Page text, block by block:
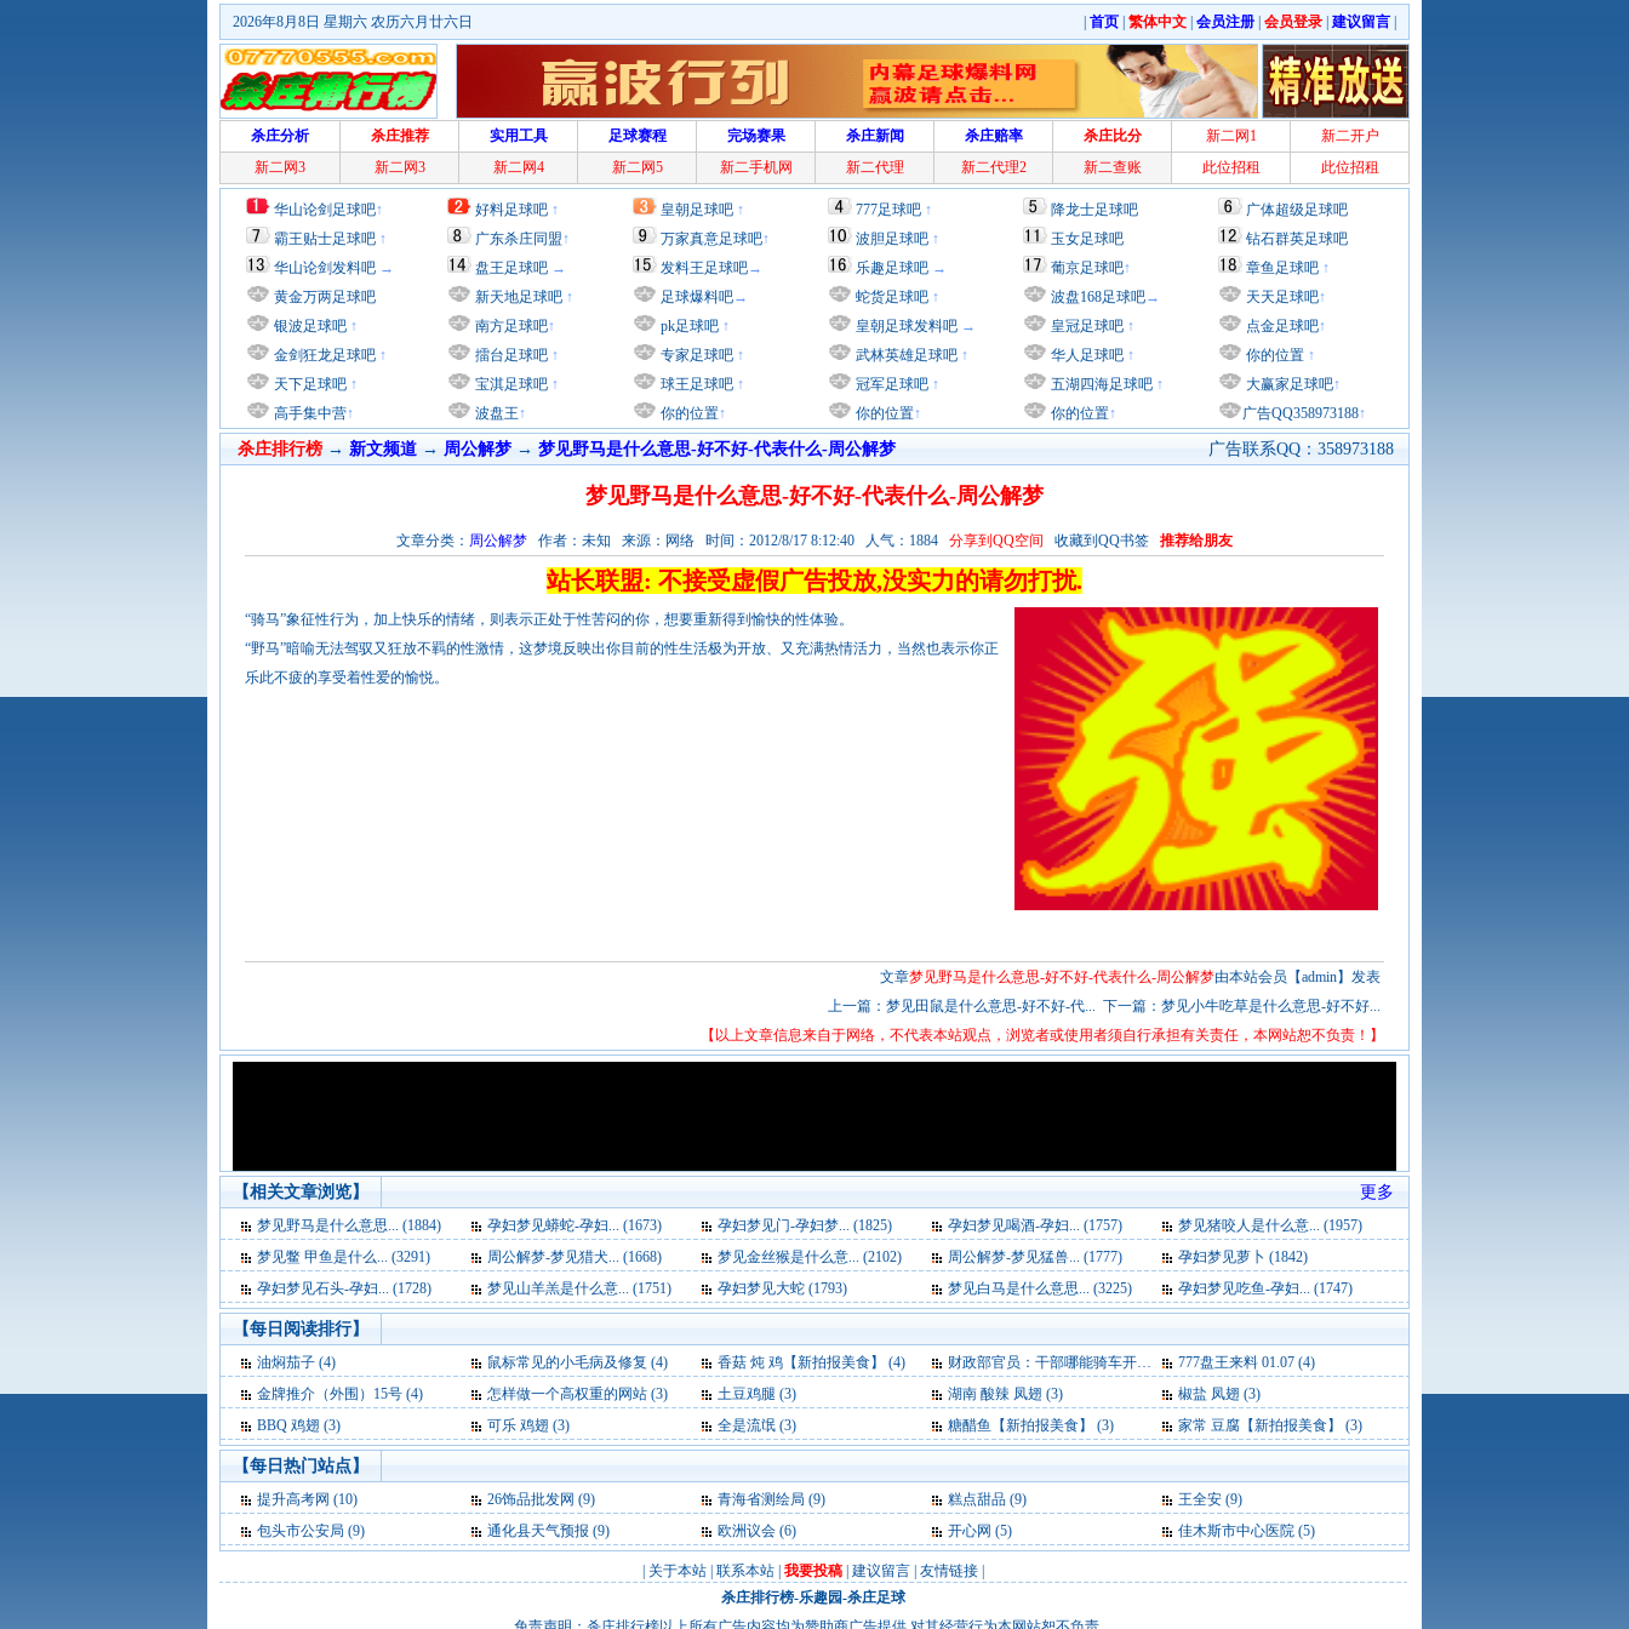
首页 繁体中文 会员注册 会员登录 建议留言
2026年8月8日 星期六 农历六月廿六日
杀庄分析 杀庄推荐 实用工具 足球赛程 完场赛果 杀庄新闻 杀庄赔率 杀庄比分 新二网1
新二开户
新二网3
新二网3 新二网4 新二网5 新二手机网 新二代理 新二代理2 新二查账 此位招租 此位招租
华山论剑足球吧↑
霸王贴士足球吧 ↑
华山论剑发料吧 →
黄金万两足球吧
银波足球吧 ↑
金剑狂龙足球吧 ↑
天下足球吧 ↑
高手集中营↑
好料足球吧 ↑
广东杀庄同盟↑
盘王足球吧 →
新天地足球吧 ↑
南方足球吧↑
擂台足球吧 ↑
宝淇足球吧 ↑
波盘王↑
皇朝足球吧 ↑
万家真意足球吧↑
发料王足球吧→
足球爆料吧→
pk足球吧 ↑
专家足球吧 ↑
球王足球吧 ↑
你的位置↑
777足球吧 ↑
波胆足球吧 ↑
乐趣足球吧 →
蛇货足球吧 ↑
皇朝足球发料吧 →
武林英雄足球吧 ↑
冠军足球吧 ↑
你的位置↑
降龙士足球吧
玉女足球吧
葡京足球吧↑
波盘168足球吧→
皇冠足球吧 ↑
华人足球吧 ↑
五湖四海足球吧 ↑
你的位置↑
广体超级足球吧
钻石群英足球吧
章鱼足球吧 ↑
天天足球吧↑
点金足球吧↑
你的位置 ↑
大赢家足球吧↑
广告QQ358973188↑
广告联系QQ：358973188
杀庄排行榜 → 新文频道→ 周公解梦 → 梦见野马是什么意思-好不好-代表什么-周公解梦
梦见野马是什么意思-好不好-代表什么-周公解梦
文章分类： 周公解梦 作者：未知 来源：网络 时间：2012/8/17 8:12:40 人气：1884 分享到QQ空间 收藏到QQ书签 推荐给朋友
站长联盟: 不接受虚假广告投放,没实力的请勿打扰.
“骑马”象征性行为，加上快乐的情绪，则表示正处于性苦闷的你，想要重新得到愉快的性体验。
“野马”暗喻无法驾驭又狂放不羁的性激情，这梦境反映出你目前的性生活极为开放、又充满热情活力，当然也表示你正
乐此不疲的享受着性爱的愉悦。
文章梦见野马是什么意思-好不好-代表什么-周公解梦由本站会员【admin】发表
上一篇： 梦见田鼠是什么意思-好不好-代... 下一篇： 梦见小牛吃草是什么意思-好不好...
【以上文章信息来自于网络，不代表本站观点，浏览者或使用者须自行承担有关责任，本网站恕不负责！】
更多
【相关文章浏览】
梦见野马是什么意思... (1884) 孕妇梦见蟒蛇-孕妇... (1673) 孕妇梦见门-孕妇梦... (1825) 孕妇梦见喝酒-孕妇... (1757)
梦见猪咬人是什么意... (1957)
梦见鳖 甲鱼是什么... (3291)
周公解梦-梦见猎犬... (1668) 梦见金丝猴是什么意... (2102) 周公解梦-梦见猛兽... (1777)
孕妇梦见萝卜 (1842)
孕妇梦见石头-孕妇... (1728)
梦见山羊羔是什么意... (1751) 孕妇梦见大蛇 (1793) 梦见白马是什么意思... (3225) 孕妇梦见吃鱼-孕妇... (1747)
【每日阅读排行】
油焖茄子 (4) 鼠标常见的小毛病及修复 (4) 香菇 炖 鸡【新拍报美食】 (4) 财政部官员：干部哪能骑车开会 公车费是要花的 (4)
777盘王来料 01.07 (4)
金牌推介（外围）15号 (4)
怎样做一个高权重的网站 (3) 土豆鸡腿 (3) 湖南 酸辣 凤翅 (3)
椒盐 凤翅 (3)
BBQ 鸡翅 (3)
可乐 鸡翅 (3) 全是流氓 (3) 糖醋鱼【新拍报美食】 (3) 家常 豆腐【新拍报美食】 (3)
【每日热门站点】
提升高考网 (10) 26饰品批发网 (9) 青海省测绘局 (9) 糕点甜品 (9) 王全安 (9)
包头市公安局 (9) 通化县天气预报 (9) 欧洲议会 (6) 开心网 (5) 佳木斯市中心医院 (5)
关于本站 联系本站 我要投稿 建议留言 友情链接
杀庄排行榜-乐趣园-杀庄足球